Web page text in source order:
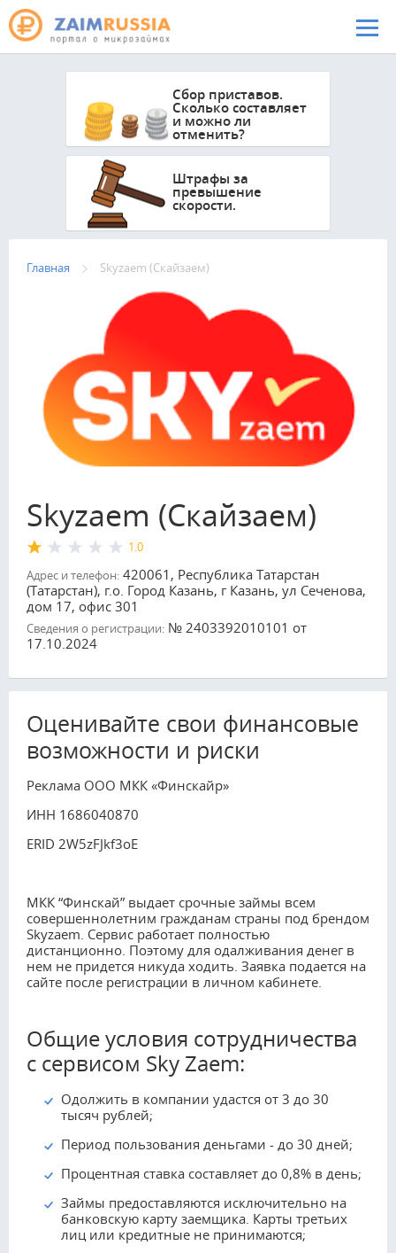
Перейти к основному содержанию
Сбор приставов.
Сколько составляет
и можно ли
отменить?
Штрафы за
превышение
скорости.
Главная Skyzaem (Скайзаем)
Skyzaem (Скайзаем)
1.0
Адрес и телефон: 420061, Республика Татарстан
(Татарстан), г.о. Город Казань, г Казань, ул Сеченова,
дом 17, офис 301
Сведения о регистрации: № 2403392010101 от
17.10.2024
Оценивайте свои финансовые
возможности и риски
Реклама ООО МКК «Финскайр»
ИНН 1686040870
ERID 2W5zFJkf3oE
МКК “Финскай” выдает срочные займы всем
совершеннолетним гражданам страны под брендом
Skyzaem. Сервис работает полностью
дистанционно. Поэтому для одалживания денег в
нем не придется никуда ходить. Заявка подается на
сайте после регистрации в личном кабинете.
Общие условия сотрудничества
с сервисом Sky Zaem:
Одолжить в компании удастся от 3 до 30
тысяч рублей;
Период пользования деньгами - до 30 дней;
Процентная ставка составляет до 0,8% в день;
Займы предоставляются исключительно на
банковскую карту заемщика. Карты третьих
лиц или кредитные не принимаются;